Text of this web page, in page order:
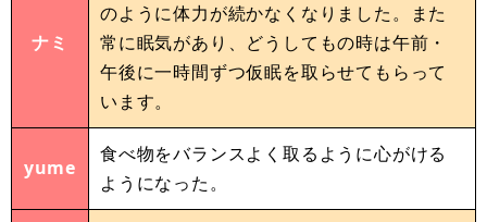
ナミ
のように体力が続かなくなりました。また
常に眠気があり、どうしてもの時は午前・
午後に一時間ずつ仮眠を取らせてもらって
います。
yume
食べ物をバランスよく取るように心がける
ようになった。